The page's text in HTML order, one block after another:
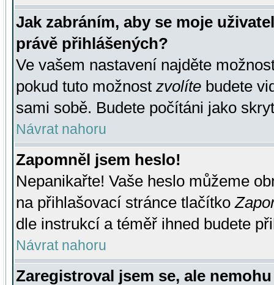
Jak zabráním, aby se moje
právě přihlášených?
Ve vašem nastavení najděte
pokud tuto možnost zvolíte budete
sami sobě. Budete počítáni jako
Návrat nahoru
Zapomněl jsem heslo!
Nepanikařte! Vaše heslo můžeme
na přihlašovací stránce tlačítko
dle instrukcí a téměř ihned budete
Návrat nahoru
Zaregistroval jsem se, ale